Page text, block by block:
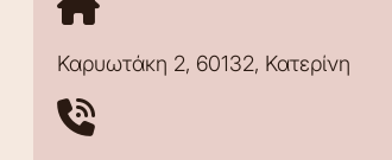
Καρυωτάκη 2, 60132, Κατερίνη